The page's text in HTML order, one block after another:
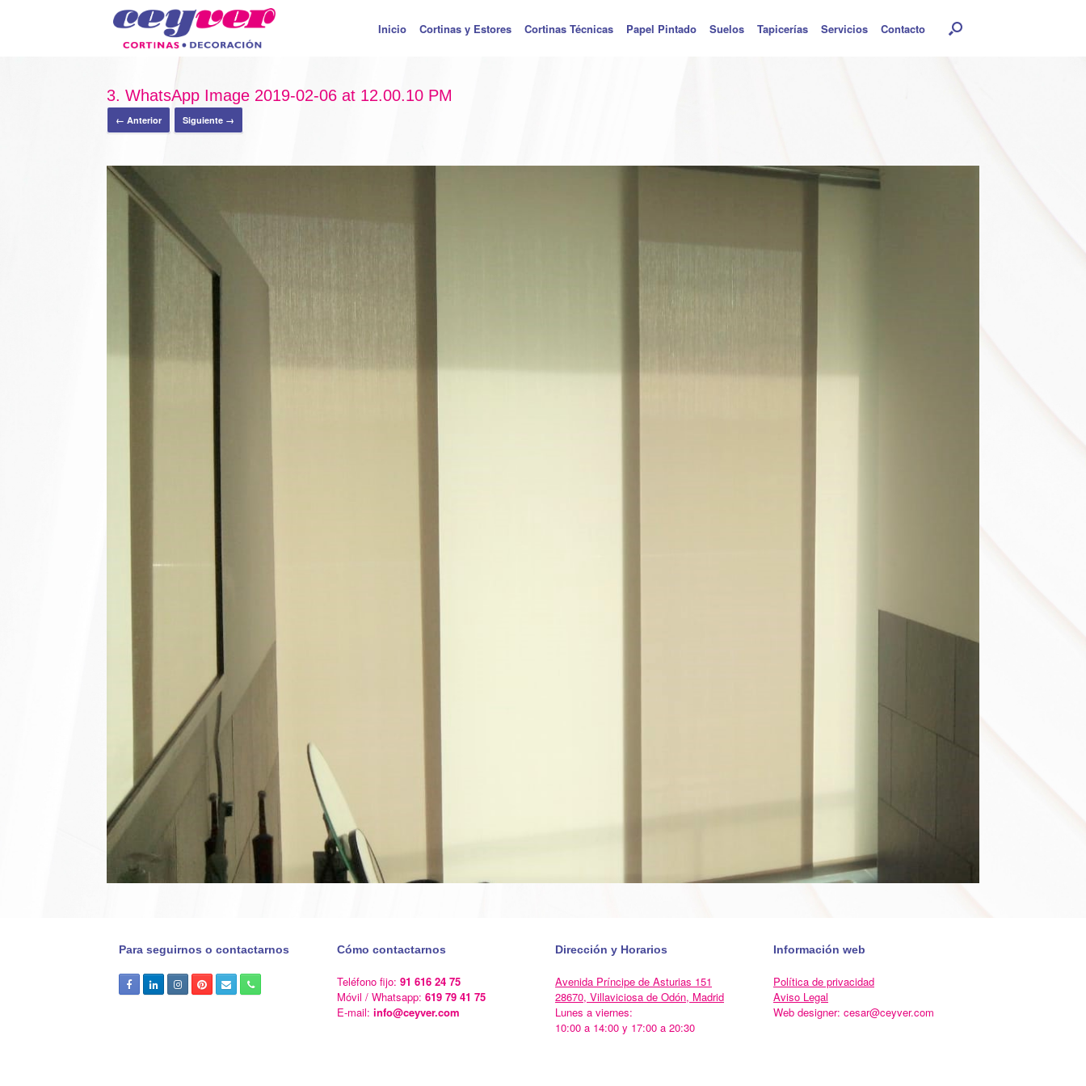
Inicio Cortinas y Estores Cortinas Técnicas Papel Pintado Suelos Tapicerías Servicios Contacto
3. WhatsApp Image 2019-02-06 at 12.00.10 PM
← Anterior Siguiente →
Para seguirnos o contactarnos Cómo contactarnos
Teléfono fijo: 91 616 24 75
Móvil / Whatsapp: 619 79 41 75
E-mail: info@ceyver.com
Dirección y Horarios
Avenida Príncipe de Asturias 151
28670, Villaviciosa de Odón, Madrid
Lunes a viernes:
10:00 a 14:00 y 17:00 a 20:30
Información web
Política de privacidad
Aviso Legal
Web designer: cesar@ceyver.com